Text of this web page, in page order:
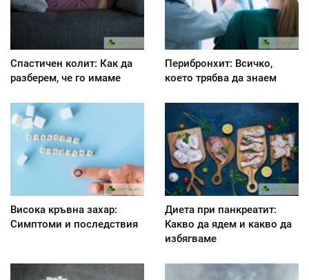
Спастичен колит: Как да
разберем, че го имаме
Перибронхит: Всичко,
което трябва да знаем
Висока кръвна захар:
Симптоми и последствия
Диета при панкреатит:
Kакво да ядем и какво да
избягваме